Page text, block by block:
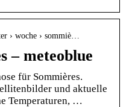
› woche › sommiè…
– meteoblue
für Sommières.
und aktuelle
Temperaturen, …